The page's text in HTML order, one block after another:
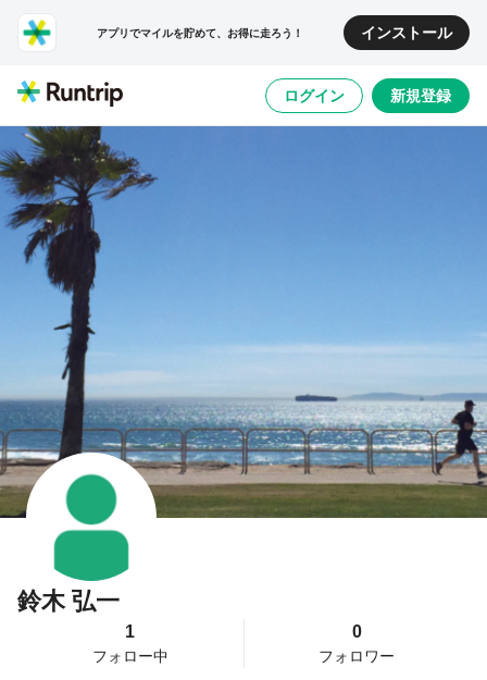
アプリでマイルを貯めて、お得に走ろう！ インストール
ログイン 新規登録
鈴木 弘一
1
フォロー中
0
フォロワー